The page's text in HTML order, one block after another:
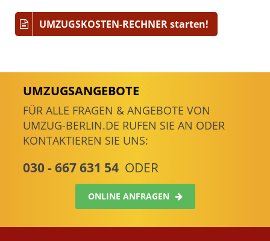
UMZUGSKOSTEN-RECHNER starten!
UMZUGSANGEBOTE
FÜR ALLE FRAGEN & ANGEBOTE VON
UMZUG-BERLIN.DE RUFEN SIE AN ODER
KONTAKTIEREN SIE UNS:
030 - 667 631 54 ODER
ONLINE ANFRAGEN